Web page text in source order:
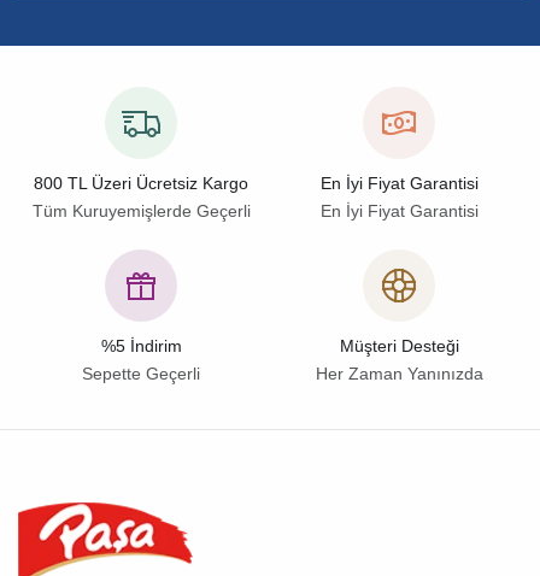
800 TL Üzeri Ücretsiz Kargo
Tüm Kuruyemişlerde Geçerli
En İyi Fiyat Garantisi
En İyi Fiyat Garantisi
%5 İndirim
Sepette Geçerli
Müşteri Desteği
Her Zaman Yanınızda